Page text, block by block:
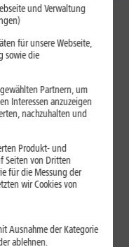
Netz wechseln.
und Verwaltung
für unsere Webseite,
sowie die
Partnern, um
Interessen anzuzeigen
nachzuhalten und
Produkt- und
Seiten von Dritten
für die Messung der
wir Cookies von
Ausnahme der Kategorie
ablehnen.